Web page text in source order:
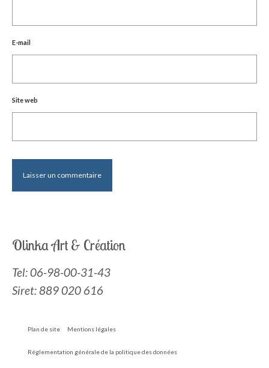
E-mail
Site web
Olinka Art & Création
Tel:06-98-00-31-43
Siret: 889 020 616
Plan de site Mentions légales
Réglementation générale de la politique des données